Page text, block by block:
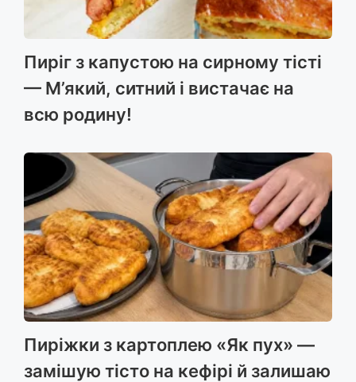
Пиріг з капустою на сирному тісті
— М’який, ситний і вистачає на
всю родину!
Пиріжки з картоплею «Як пух» —
замішую тісто на кефірі й залишаю